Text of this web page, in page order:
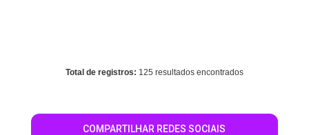
Total de registros: 125 resultados encontrados
COMPARTILHAR REDES SOCIAIS